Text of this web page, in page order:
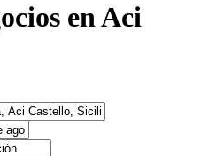
en Aci